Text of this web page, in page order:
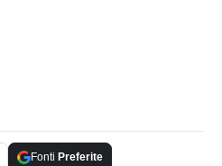
Fonti Preferite